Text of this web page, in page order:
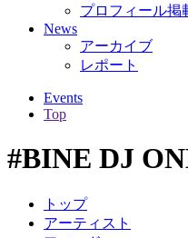
プロフィール掲
News
アーカイブ
レポート
Events
Top
#BINE DJ
トップ
アーティスト